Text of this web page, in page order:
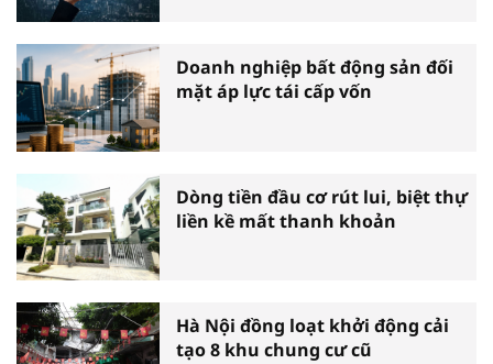
Doanh nghiệp bất động sản đối
mặt áp lực tái cấp vốn
Dòng tiền đầu cơ rút lui, biệt thự
liền kề mất thanh khoản
Hà Nội đồng loạt khởi động cải
tạo 8 khu chung cư cũ